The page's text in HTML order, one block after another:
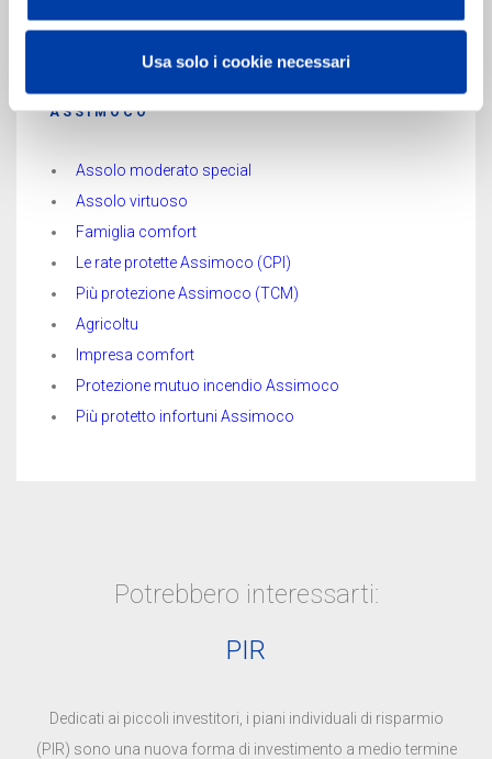
Usa solo i cookie necessari
ASSIMOCO
Assolo moderato special
Assolo virtuoso
Famiglia comfort
Le rate protette Assimoco (CPI)
Più protezione Assimoco (TCM)
Agricoltu
Impresa comfort
Protezione mutuo incendio Assimoco
Più protetto infortuni Assimoco
Potrebbero interessarti:
PIR
Dedicati ai piccoli investitori, i piani individuali di risparmio
(PIR) sono una nuova forma di investimento a medio termine